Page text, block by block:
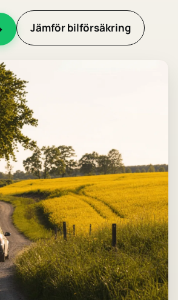
Jämför bilförsäkring